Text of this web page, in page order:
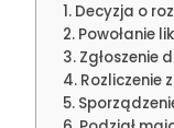
Decyzja o
Powołanie
Zgłoszenie
Rozliczenie